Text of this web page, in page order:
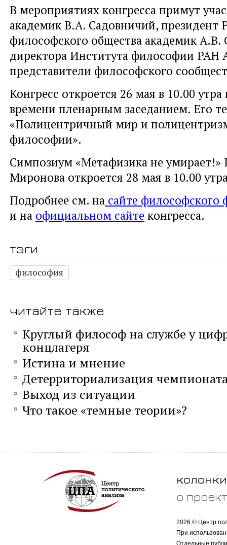
В мероприятиях конгресса примут
академик В.А. Садовничий, президент
философского общества академик А.В.
директора Института философии РАН
представители философского
Конгресс откроется 26 мая в 10.00
времени пленарным заседанием. Его
«Полицентричный мир и
философии».
Симпозиум «Метафизика не
Миронова откроется 28 мая в 10.00
Подробнее см. на сайте философского
и на официальном сайте конгресса.
тэги
философия
читайте также
Круглый философ на службе у
концлагеря
Истина и мнение
Детерриториализация
Выход из ситуации
Что такое «темные теории»?
колонки
о
2026 © Центр
При